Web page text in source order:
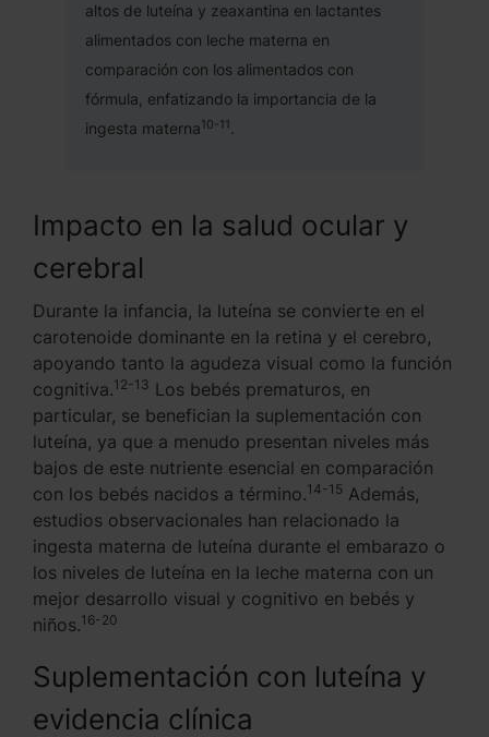
altos de luteína y zeaxantina en lactantes
alimentados con leche materna en
comparación con los alimentados con
fórmula, enfatizando la importancia de la
ingesta materna10-11.
Impacto en la salud ocular y
cerebral
Durante la infancia, la luteína se convierte en el
carotenoide dominante en la retina y el cerebro,
apoyando tanto la agudeza visual como la función
cognitiva.12-13 Los bebés prematuros, en
particular, se benefician la suplementación con
luteína, ya que a menudo presentan niveles más
bajos de este nutriente esencial en comparación
con los bebés nacidos a término.14-15 Además,
estudios observacionales han relacionado la
ingesta materna de luteína durante el embarazo o
los niveles de luteína en la leche materna con un
mejor desarrollo visual y cognitivo en bebés y
niños.16-20
Suplementación con luteína y
evidencia clínica